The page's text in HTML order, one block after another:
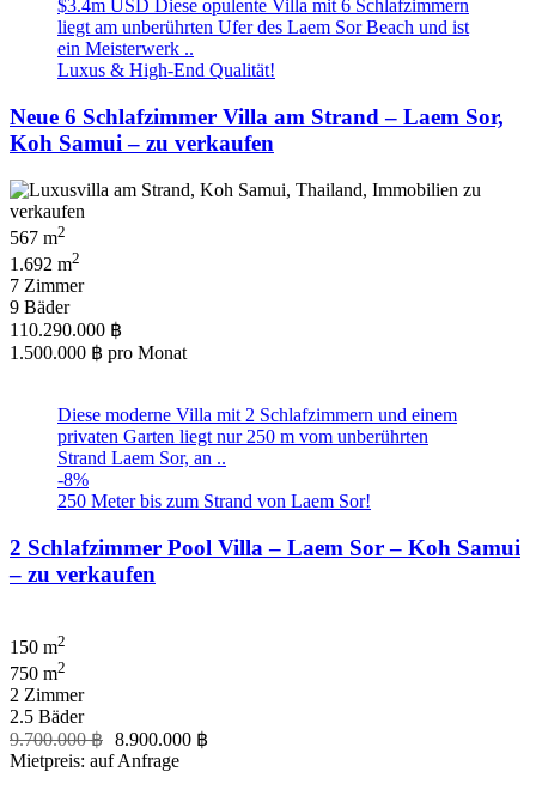
$3.4m USD Diese opulente Villa mit 6 Schlafzimmern
liegt am unberührten Ufer des Laem Sor Beach und ist
ein Meisterwerk ..
Luxus & High-End Qualität!
Neue 6 Schlafzimmer Villa am Strand – Laem Sor,
Koh Samui – zu verkaufen
567 m2
1.692 m2
7 Zimmer
9 Bäder
110.290.000 ฿
1.500.000 ฿ pro Monat
Diese moderne Villa mit 2 Schlafzimmern und einem
privaten Garten liegt nur 250 m vom unberührten
Strand Laem Sor, an ..
-8%
250 Meter bis zum Strand von Laem Sor!
2 Schlafzimmer Pool Villa – Laem Sor – Koh Samui
– zu verkaufen
150 m2
750 m2
2 Zimmer
2.5 Bäder
9.700.000 ฿ 8.900.000 ฿
Mietpreis: auf Anfrage